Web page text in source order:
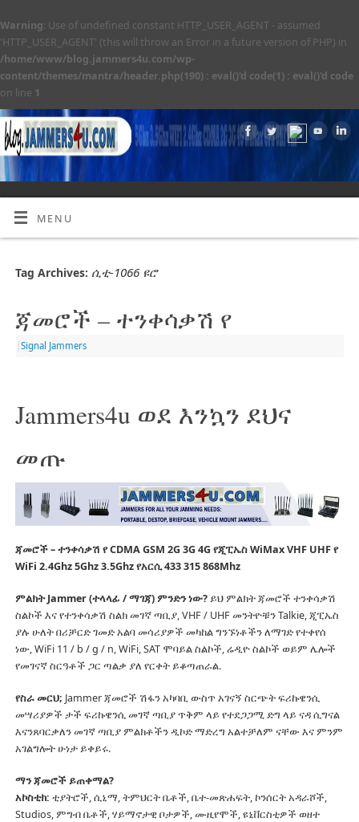
Warning: Use of undefined constant HTTP_USER_AGENT - assumed
'HTTP_USER_AGENT' (this will throw an Error in a future version of PHP) in
/home/www/blog.jammers4u.com/wp-
content/themes/mantra/header.php(190) : eval()'d code(1) : eval()'d code
on line 1
MENU
Tag Archives: ሲቲ-1066 ዩሮ
ጃመሮች – ተንቀሳቃሽ የ
Signal Jammers
Jammers4u ወደ እንኳን ደህና
መጡ
ጃመሮች – ተንቀሳቃሽ የ CDMA GSM 2G 3G 4G የጂፒኤስ WiMax VHF UHF የ
WiFi 2.4Ghz 5Ghz 3.5Ghz የአርሲ 433 315 868Mhz
ምልክት Jammer (ተላላፊ / ማገጃ) ምንድን ነው?ይህ ምልክት ጃመሮች ተንቀሳቃሽ
ስልኮች እና የተንቀሳቃሽ ስልክ መገኛ ጣቢያ, VHF / UHF መንትዮቹን Talkie, ጂፒኤስ
ያሉ ሁለት በሪቻርድ ገመድ አልባ መሳሪያዎች መካከል ግንኙነቶችን ለማገድ የተቀየሰ
ነው, WiFi 11 / b / g / n, WiFi, SAT ሞባይል ስልኮች, ሬዲዮ ስልኮች ወይም ሌሎች
የመገናኛ ስርዓቶች ጋር ጣልቃ ያለ የርቀት ይቆጣጠራል.
የስራ መርህ; Jammer ጃመሮች ሽፋን አካባቢ ውስጥ አገናኝ ስርጭት ፍሪኩዌንሲ
መሣሪያዎች ታች ፍሪኩዌንሲ መገኛ ጣቢያ ጥቅም ላይ የተደጋጋሚ ድግ ላይ ናዳ ሲግናል
እናንጸባርቃለን መገኛ ጣቢያ ምልክቶችን ዲኮድ ማድረግ አልተቻለም ናቸው እና ምንም
አገልግሎት ሁነታ ይቀይሩ.
ማን ጃመሮች ይጠቀማል?
አኮስቲክ: ቲያትሮች, ሲኒማ, ትምህርት ቤቶች, ቤተ-መጽሐፍት, ኮንሰርት አዳራሾች,
Studios, ምግብ ቤቶች, ሃይማኖታዊ ቦታዎች, ሙዚየሞች, ዩኒቨርስቲዎች ወዘተ